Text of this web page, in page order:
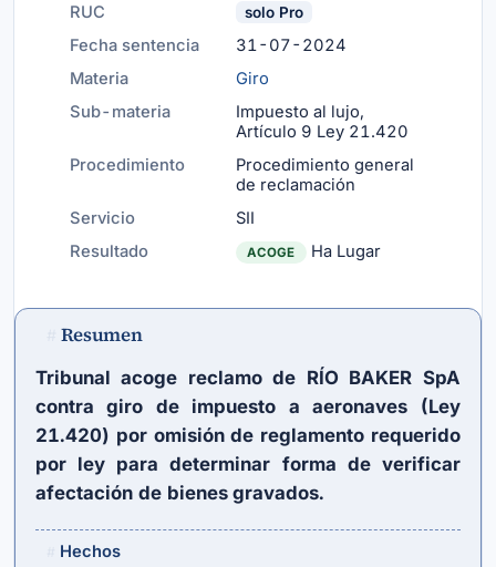
RUC solo Pro
Fecha sentencia
31-07-2024
Materia
Giro
Sub-materia
Impuesto al lujo,
Artículo 9 Ley 21.420
Procedimiento
Procedimiento general
de reclamación
Servicio
SII
Resultado
ACOGE Ha Lugar
Resumen
Tribunal acoge reclamo de RÍO BAKER SpA
contra giro de impuesto a aeronaves (Ley
21.420) por omisión de reglamento requerido
por ley para determinar forma de verificar
afectación de bienes gravados.
Hechos